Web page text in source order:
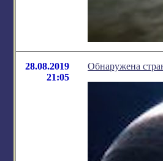
28.08.2019
21:05
Обнаружена